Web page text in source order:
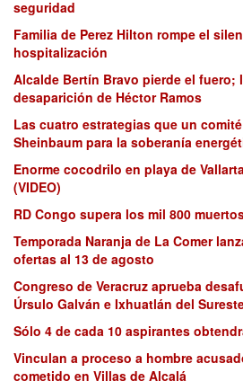
seguridad
Familia de Perez Hilton rompe el
hospitalización
Alcalde Bertín Bravo pierde el fuero;
desaparición de Héctor Ramos
Las cuatro estrategias que un
Sheinbaum para la soberanía
Enorme cocodrilo en playa de
(VIDEO)
RD Congo supera los mil 800
Temporada Naranja de La Comer
ofertas al 13 de agosto
Congreso de Veracruz aprueba
Úrsulo Galván e Ixhuatlán del
Sólo 4 de cada 10 aspirantes
Vinculan a proceso a hombre
cometido en Villas de Alcalá